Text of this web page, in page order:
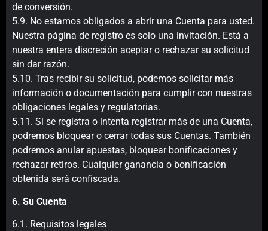
de conversión.
5.9. No estamos obligados a abrir una Cuenta para usted.
Nuestra página de registro es solo una invitación. Está a
nuestra entera discreción aceptar o rechazar su solicitud
sin dar razón.
5.10. Tras recibir su solicitud, podemos solicitar más
información o documentación para cumplir con nuestras
obligaciones legales y regulatorias.
5.11. Si se registra o intenta registrar más de una Cuenta,
podremos bloquear o cerrar todas sus Cuentas. También
podremos anular apuestas, bloquear bonificaciones y
rechazar retiros. Cualquier ganancia o bonificación
obtenida será confiscada.
6. Su Cuenta
6.1. Requisitos legales